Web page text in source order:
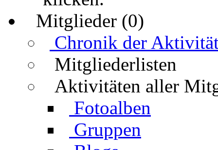
Mitglieder (0)
Chronik der
Mitgliederlisten
Aktivitäten aller
Fotoalben
Gruppen